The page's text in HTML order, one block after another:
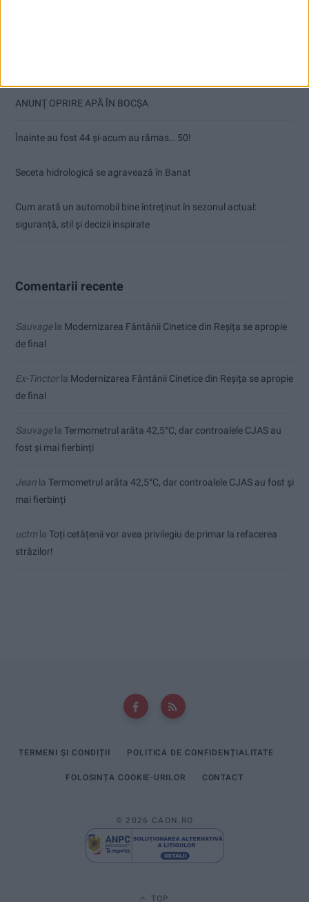
ANUNŢ OPRIRE APĂ ÎN BOCȘA
Înainte au fost 44 și-acum au rămas… 50!
Seceta hidrologică se agravează în Banat
Cum arată un automobil bine întreținut în sezonul actual:
siguranță, stil și decizii inspirate
Comentarii recente
Sauvagela Modernizarea Fântânii Cinetice din Reșița se apropie
de final
Ex-Tinctorla Modernizarea Fântânii Cinetice din Reșița se apropie
de final
Sauvagela Termometrul arăta 42,5°C, dar controalele CJAS au
fost și mai fierbinți
Jean la Termometrul arăta 42,5°C, dar controalele CJAS au fost și
mai fierbinți
uctmla Toți cetățenii vor avea privilegiu de primar la refacerea
străzilor!
TERMENI ȘI CONDIȚII POLITICA DE CONFIDENȚIALITATE
FOLOSINȚA COOKIE-URILOR CONTACT
© 2026 CAON.RO
TOP